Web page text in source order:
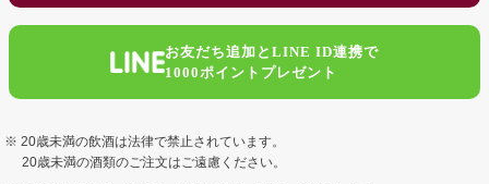
お友だち追加とLINE ID連携で
1000ポイントプレゼント
20歳未満の飲酒は法律で禁止されています。
20歳未満の酒類のご注文はご遠慮ください。